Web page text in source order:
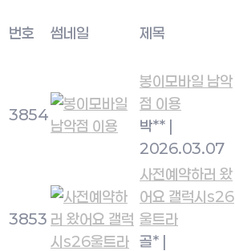
번호 썸네일 제목
3854
봉이모바일 남악
점 이용
박**
2026.03.07
3853
사전예약하러 왔
어요 갤럭시s26
울트라
골*